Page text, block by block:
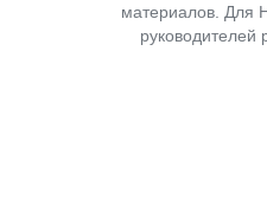
материалов. Для
руководителей